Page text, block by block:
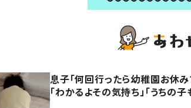
息子「何回行ったら幼稚園お休
「わかるよその気持ち」「うちの子